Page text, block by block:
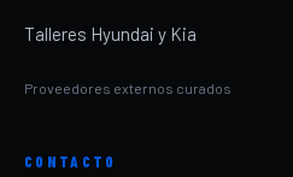
Talleres Hyundai y Kia
Proveedores externos curados
CONTACTO